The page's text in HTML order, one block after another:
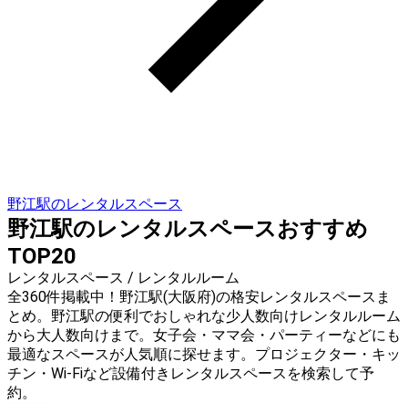
野江駅のレンタルスペース
野江駅のレンタルスペースおすすめ
TOP20
レンタルスペース / レンタルルーム
全360件掲載中！野江駅(大阪府)の格安レンタルスペースま
とめ。野江駅の便利でおしゃれな少人数向けレンタルルーム
から大人数向けまで。女子会・ママ会・パーティーなどにも
最適なスペースが人気順に探せます。プロジェクター・キッ
チン・Wi-Fiなど設備付きレンタルスペースを検索して予
約。